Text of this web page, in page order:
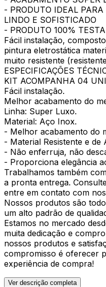
- PRODUTO IDEAL
LINDO E SOFISTICADO
- PRODUTO 100%
Fácil instalação,
pintura eletrostática
muito resistente
ESPECIFICAÇÕES
KIT ACOMPANHA 04
Fácil instalação.
Melhor acabamento do
Linha: Super Luxo.
Material: Aço Inox.
- Melhor acabamento do
- Material Resistente e de
- Não enferruja, não
- Proporciona elegância
Trabalhamos também
a pronta entrega.
entre em contato com
Nossos produtos são
um alto padrão de
Estamos no mercado
muita dedicação e
nossos produtos e
compromisso é oferecer
experiência de compra!
Ver descrição completa